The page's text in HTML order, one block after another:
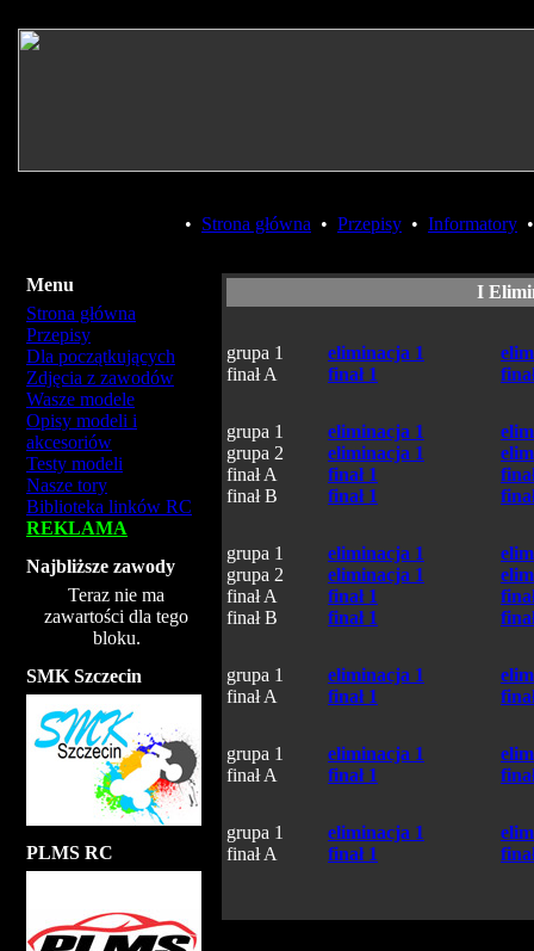
• Strona główna • Przepisy • Informatory
Menu
Strona główna
Przepisy
Dla początkujących
Zdjęcia z zawodów
Wasze modele
Opisy modeli i
akcesoriów
Testy modeli
Nasze tory
Biblioteka linków RC
REKLAMA
Najbliższe zawody
Teraz nie ma
zawartości dla tego
bloku.
SMK Szczecin
PLMS RC
I
grupa 1 eliminacja 1
finał A
finał 1
grupa 1 eliminacja 1
grupa 2
eliminacja 1
finał A
finał 1
finał B
finał 1
grupa 1 eliminacja 1
grupa 2
eliminacja 1
finał A
finał 1
finał B
finał 1
grupa 1 eliminacja 1
finał A
finał 1
grupa 1 eliminacja 1
finał A
finał 1
grupa 1 eliminacja 1
finał A
finał 1